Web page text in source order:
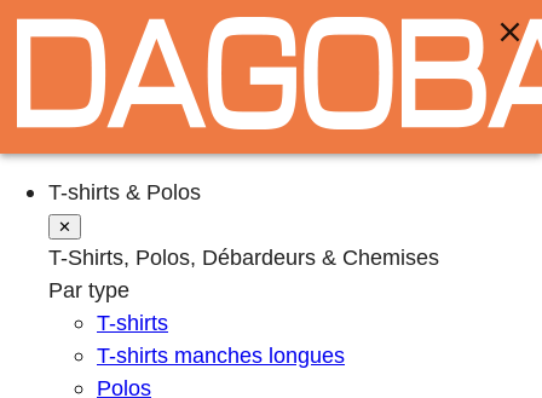
T-shirts & Polos
✕
T-Shirts, Polos, Débardeurs & Chemises
Par type
T-shirts
T-shirts manches longues
Polos